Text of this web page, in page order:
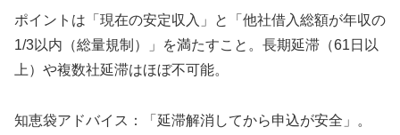
ポイントは「現在の安定収入」と「他社借入総額が年収の
1/3以内（総量規制）」を満たすこと。長期延滞（61日以
上）や複数社延滞はほぼ不可能。
知恵袋アドバイス：「延滞解消してから申込が安全」。